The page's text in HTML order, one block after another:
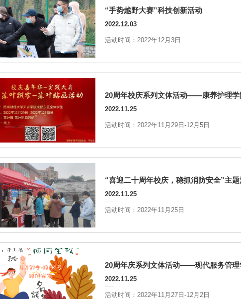
“手势越野大赛”科技创新活动
2022.12.03
活动时间：2022年12月3日
20周年校庆系列文体活动——康养护理学
2022.11.25
活动时间：2022年11月29日-12月5日
“喜迎二十周年校庆，稳抓消防安全”主
2022.11.25
活动时间：2022年11月25日
20周年庆系列文体活动——现代服务管理
2022.11.25
活动时间：2022年11月27日-12月2日